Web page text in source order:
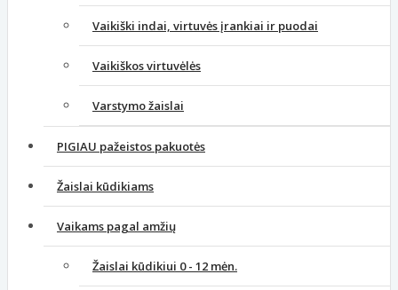
Vaikiški indai, virtuvės įrankiai ir puodai
Vaikiškos virtuvėlės
Varstymo žaislai
PIGIAU pažeistos pakuotės
Žaislai kūdikiams
Vaikams pagal amžių
Žaislai kūdikiui 0 - 12 mėn.